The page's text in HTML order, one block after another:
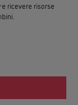
e ricevere risorse